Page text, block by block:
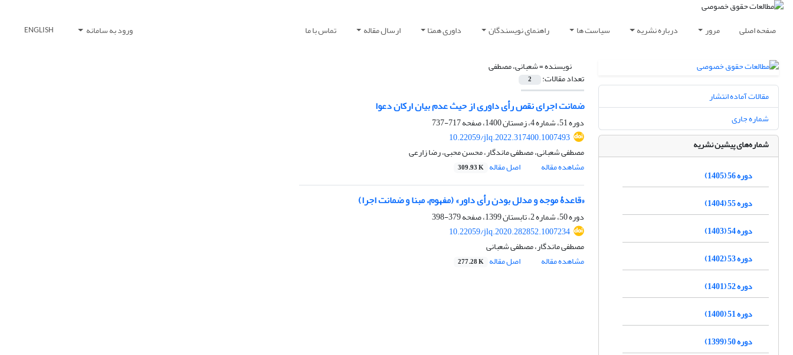
صفحه اصلی مرور درباره نشریه سیاست ها راهنمای نویسندگان داوری همتا ارسال مقاله تماس با ما ورود به سامانه ENGLISH
نویسنده =شعبانی، مصطفی
تعداد مقالات: 2
ضمانت اجرای نقص رأی داوری از حیث عدم بیان ارکان دعوا ‏
دوره 51، شماره 4، زمستان 1400، صفحه
717-737
10.22059/jlq.2022.317400.1007493
مصطفی شعبانی، مصطفی ماندگار، محسن محبی، رضا زارعی
مشاهده مقاله
اصل مقاله 309.93 K
«قاعدۀ موجه و مدلل بودن رأی داور» (مفهوم، مبنا و ضمانت اجرا)
دوره 50، شماره 2، تابستان 1399، صفحه
379-398
10.22059/jlq.2020.282852.1007234
مصطفی ماندگار، مصطفی شعبانی
مشاهده مقاله
اصل مقاله 277.28 K
مقالات آماده انتشار
شماره جاری
شماره‌های پیشین نشریه
دوره 56 (1405)
دوره 55 (1404)
دوره 54 (1403)
دوره 53 (1402)
دوره 52 (1401)
دوره 51 (1400)
دوره 50 (1399)